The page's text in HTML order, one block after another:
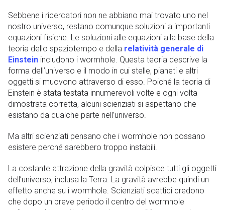
Sebbene i ricercatori non ne abbiano mai trovato uno nel
nostro universo, restano comunque soluzioni a importanti
equazioni fisiche. Le soluzioni alle equazioni alla base della
teoria dello spaziotempo e della relatività generale di
Einstein includono i wormhole. Questa teoria descrive la
forma dell’universo e il modo in cui stelle, pianeti e altri
oggetti si muovono attraverso di esso. Poiché la teoria di
Einstein è stata testata innumerevoli volte e ogni volta
dimostrata corretta, alcuni scienziati si aspettano che
esistano da qualche parte nell’universo.
Ma altri scienziati pensano che i wormhole non possano
esistere perché sarebbero troppo instabili.
La costante attrazione della gravità colpisce tutti gli oggetti
dell’universo, inclusa la Terra. La gravità avrebbe quindi un
effetto anche su i wormhole. Scienziati scettici credono
che dopo un breve periodo il centro del wormhole